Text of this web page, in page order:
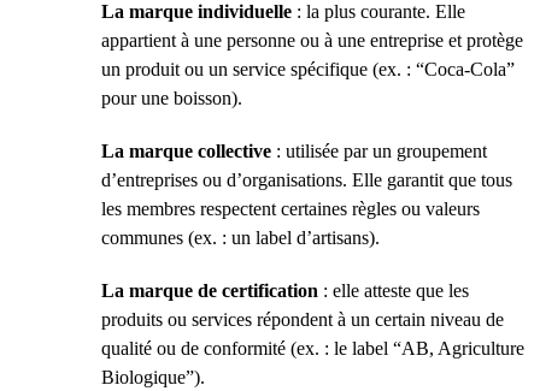
La marque individuelle : la plus courante. Elle
appartient à une personne ou à une entreprise et protège
un produit ou un service spécifique (ex. : “Coca-Cola”
pour une boisson).
La marque collective : utilisée par un groupement
d’entreprises ou d’organisations. Elle garantit que tous
les membres respectent certaines règles ou valeurs
communes (ex. : un label d’artisans).
La marque de certification : elle atteste que les
produits ou services répondent à un certain niveau de
qualité ou de conformité (ex. : le label “AB, Agriculture
Biologique”).